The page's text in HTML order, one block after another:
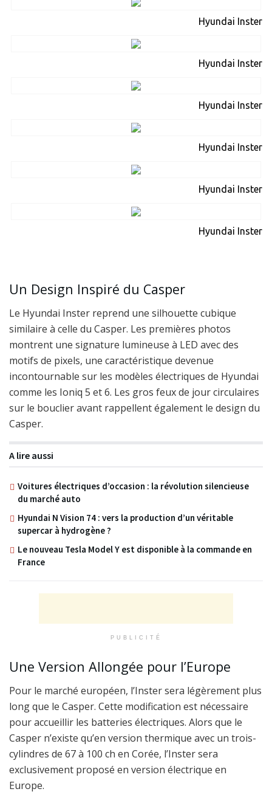
Hyundai Inster
Hyundai Inster
Hyundai Inster
Hyundai Inster
Hyundai Inster
Hyundai Inster
Un Design Inspiré du Casper
Le Hyundai Inster reprend une silhouette cubique
similaire à celle du Casper. Les premières photos
montrent une signature lumineuse à LED avec des
motifs de pixels, une caractéristique devenue
incontournable sur les modèles électriques de Hyundai
comme les Ioniq 5 et 6. Les gros feux de jour circulaires
sur le bouclier avant rappellent également le design du
Casper.
A lire aussi
Voitures électriques d’occasion : la révolution silencieuse
du marché auto
Hyundai N Vision 74 : vers la production d’un véritable
supercar à hydrogène ?
Le nouveau Tesla Model Y est disponible à la commande en
France
PUBLICITÉ
Une Version Allongée pour l’Europe
Pour le marché européen, l’Inster sera légèrement plus
long que le Casper. Cette modification est nécessaire
pour accueillir les batteries électriques. Alors que le
Casper n’existe qu’en version thermique avec un trois-
cylindres de 67 à 100 ch en Corée, l’Inster sera
exclusivement proposé en version électrique en
Europe.